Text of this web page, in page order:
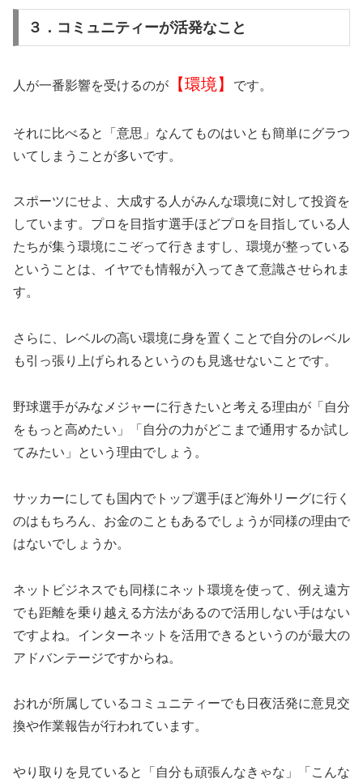
３．コミュニティーが活発なこと
人が一番影響を受けるのが 【環境】 です。
それに比べると「意思」なんてものはいとも簡単にグラつ
いてしまうことが多いです。
スポーツにせよ、大成する人がみんな環境に対して投資を
しています。プロを目指す選手ほどプロを目指している人
たちが集う環境にこぞって行きますし、環境が整っている
ということは、イヤでも情報が入ってきて意識させられま
す。
さらに、レベルの高い環境に身を置くことで自分のレベル
も引っ張り上げられるというのも見逃せないことです。
野球選手がみなメジャーに行きたいと考える理由が「自分
をもっと高めたい」「自分の力がどこまで通用するか試し
てみたい」という理由でしょう。
サッカーにしても国内でトップ選手ほど海外リーグに行く
のはもちろん、お金のこともあるでしょうが同様の理由で
はないでしょうか。
ネットビジネスでも同様にネット環境を使って、例え遠方
でも距離を乗り越える方法があるので活用しない手はない
ですよね。インターネットを活用できるというのが最大の
アドバンテージですからね。
おれが所属しているコミュニティーでも日夜活発に意見交
換や作業報告が行われています。
やり取りを見ていると「自分も頑張んなきゃな」「こんな